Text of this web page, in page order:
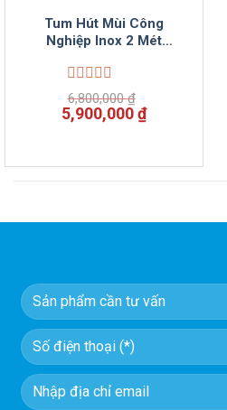
Tum Hút Mùi Công
Nghiệp Inox 2 Mét
Được
xếp
hạng
sao
6,800,000₫
Giá
gốc
5,900,000₫Giá
hiện